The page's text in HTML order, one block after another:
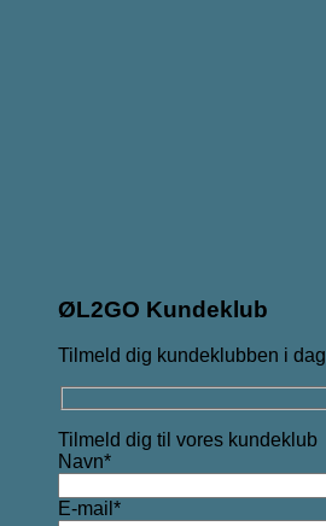
ØL2GO Kundeklub
Tilmeld dig kundeklubben i dag
Tilmeld dig til vores kundeklub
Navn*
E-mail*